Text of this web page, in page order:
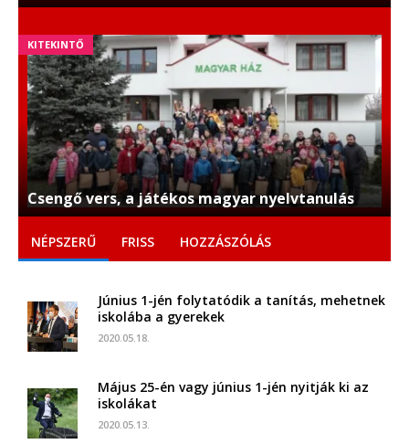
KITEKINTŐ
Csengő vers, a játékos magyar nyelvtanulás
NÉPSZERŰ FRISS HOZZÁSZÓLÁS
Június 1-jén folytatódik a tanítás, mehetnek
iskolába a gyerekek
2020.05.18.
Május 25-én vagy június 1-jén nyitják ki az
iskolákat
2020.05.13.